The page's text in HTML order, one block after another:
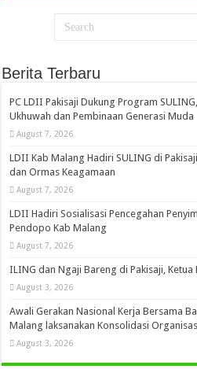
Berita Terbaru
PC LDII Pakisaji Dukung Program
Ukhuwah dan Pembinaan Generasi Muda
August 7, 2026
LDII Kab Malang Hadiri SULING di
dan Ormas Keagamaan
August 7, 2026
LDII Hadiri Sosialisasi Pencegahan
Pendopo Kab Malang
August 7, 2026
ILING dan Ngaji Bareng di Pakisaji,
August 3, 2026
Awali Gerakan Nasional Kerja Bersama
Malang laksanakan Konsolidasi
August 3, 2026